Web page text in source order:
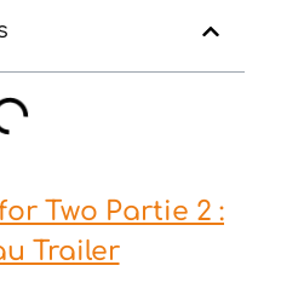
Two Partie 2 :
Trailer